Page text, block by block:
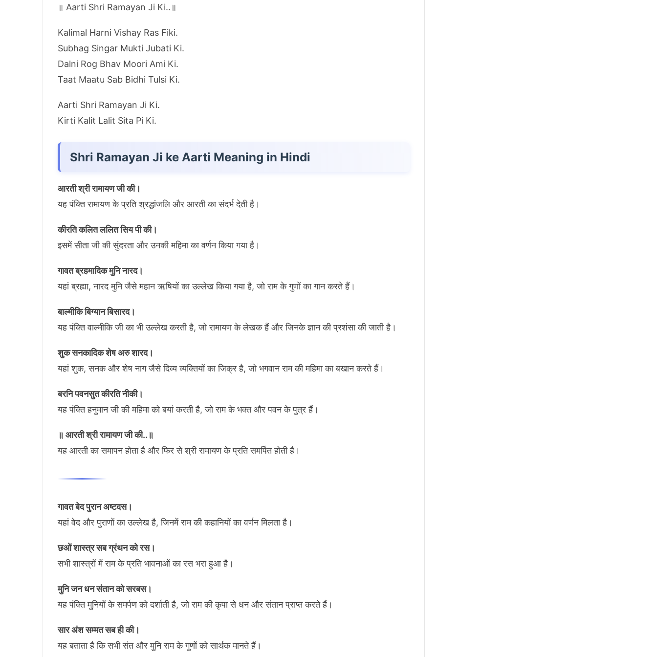
॥ Aarti Shri Ramayan Ji Ki..॥
Kalimal Harni Vishay Ras Fiki.
Subhag Singar Mukti Jubati Ki.
Dalni Rog Bhav Moori Ami Ki.
Taat Maatu Sab Bidhi Tulsi Ki.
Aarti Shri Ramayan Ji Ki.
Kirti Kalit Lalit Sita Pi Ki.
Shri Ramayan Ji ke Aarti Meaning in Hindi
आरती श्री रामायण जी की।
यह पंक्ति रामायण के प्रति श्रद्धांजलि और आरती का संदर्भ देती है।
कीरति कलित ललित सिय पी की।
इसमें सीता जी की सुंदरता और उनकी महिमा का वर्णन किया गया है।
गावत ब्रहमादिक मुनि नारद।
यहां ब्रह्मा, नारद मुनि जैसे महान ऋषियों का उल्लेख किया गया है, जो राम के गुणों का गान करते हैं।
बाल्मीकि बिग्यान बिसारद।
यह पंक्ति वाल्मीकि जी का भी उल्लेख करती है, जो रामायण के लेखक हैं और जिनके ज्ञान की प्रशंसा की जाती है।
शुक सनकादिक शेष अरु शारद।
यहां शुक, सनक और शेष नाग जैसे दिव्य व्यक्तियों का जिक्र है, जो भगवान राम की महिमा का बखान करते हैं।
बरनि पवनसुत कीरति नीकी।
यह पंक्ति हनुमान जी की महिमा को बयां करती है, जो राम के भक्त और पवन के पुत्र हैं।
॥ आरती श्री रामायण जी की..॥
यह आरती का समापन होता है और फिर से श्री रामायण के प्रति समर्पित होती है।
गावत बेद पुरान अष्टदस।
यहां वेद और पुराणों का उल्लेख है, जिनमें राम की कहानियों का वर्णन मिलता है।
छओं शास्त्र सब ग्रंथन को रस।
सभी शास्त्रों में राम के प्रति भावनाओं का रस भरा हुआ है।
मुनि जन धन संतान को सरबस।
यह पंक्ति मुनियों के समर्पण को दर्शाती है, जो राम की कृपा से धन और संतान प्राप्त करते हैं।
सार अंश सम्मत सब ही की।
यह बताता है कि सभी संत और मुनि राम के गुणों को सार्थक मानते हैं।